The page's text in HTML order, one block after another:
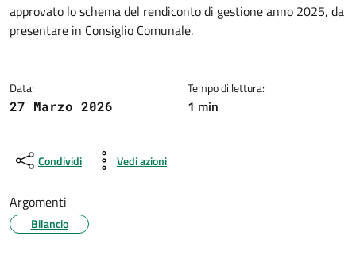
approvato lo schema del rendiconto di gestione anno 2025, da
presentare in Consiglio Comunale.
Data:
27 Marzo 2026
Tempo di lettura:
1 min
Condividi Vedi azioni
Argomenti
Bilancio